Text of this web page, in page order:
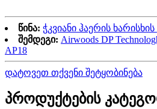
წინა: ჭკვიანი ჰაერის
შემდეგი: Airwoods DP
AP18
დატოვეთ თქვენი შეტყობინება
პროდუქტების